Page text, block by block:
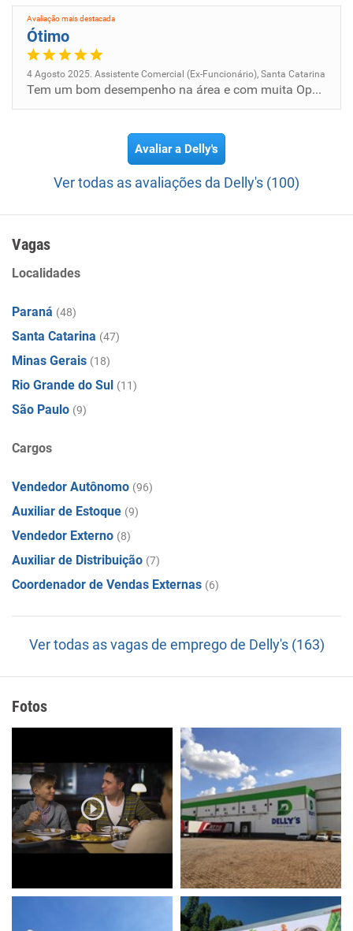
Avaliação mais destacada
Ótimo
4 Agosto 2025. Assistente Comercial (Ex-Funcionário), Santa Catarina
Tem um bom desempenho na área e com muita Oportunidade de aprendizado
Avaliar a Delly's
Ver todas as avaliações da Delly's (100)
Vagas
Localidades
Paraná (48)
Santa Catarina (47)
Minas Gerais (18)
Rio Grande do Sul (11)
São Paulo (9)
Cargos
Vendedor Autônomo (96)
Auxiliar de Estoque (9)
Vendedor Externo (8)
Auxiliar de Distribuição (7)
Coordenador de Vendas Externas (6)
Ver todas as vagas de emprego de Delly's (163)
Fotos